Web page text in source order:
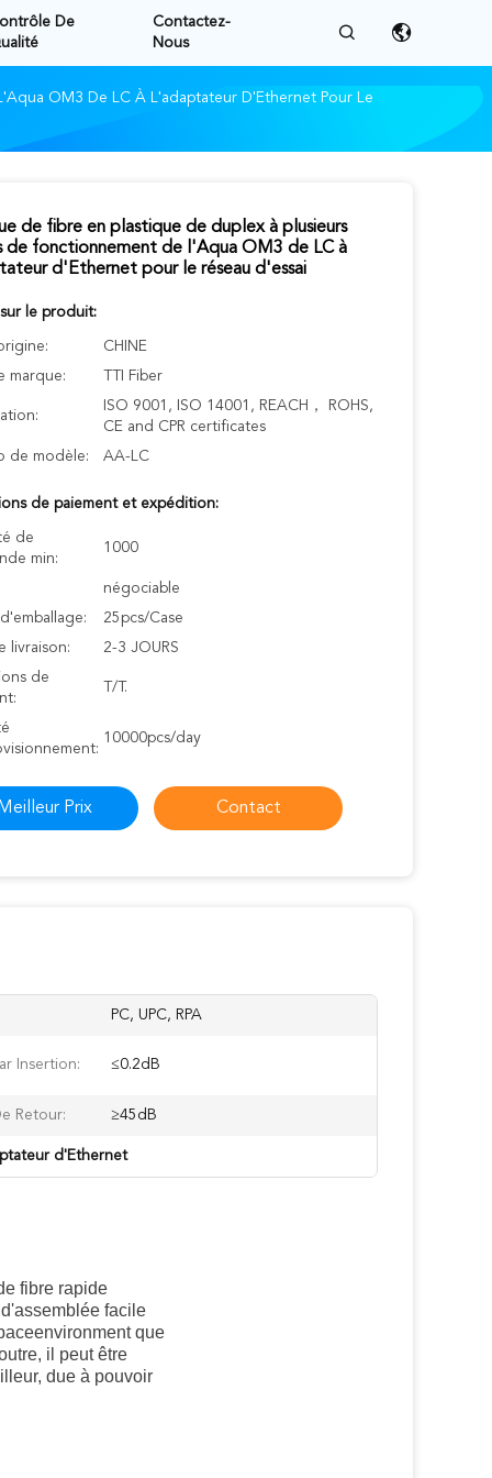
De
Contactez-
Nous
OM3 De LC À L'adaptateur D'Ethernet Pour Le
de fibre en plastique de duplex à plusieurs
de fonctionnement de l'Aqua OM3 de LC à
d'Ethernet pour le réseau d'essai
le produit:
CHINE
marque:
TTI Fiber
ISO 9001, ISO 14001, REACH， ROHS,
CE and CPR certificates
de modèle:
AA-LC
de paiement et expédition:
de
min:
1000
négociable
25pcs/Case
livraison:
2-3 JOURS
de
T/T.
10000pcs/day
Meilleur Prix Contact
PC, UPC, RPA
Insertion: ≤0.2dB
Retour: ≥45dB
d'Ethernet
fibre rapide
facile
que
il peut être
due à pouvoir